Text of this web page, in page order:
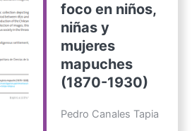
foco en niños,
niñas y
mujeres
mapuches
(1870-1930)
Pedro Canales Tapia